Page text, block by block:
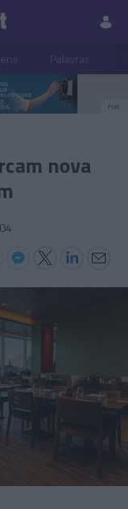
Palavras
PUB
nova